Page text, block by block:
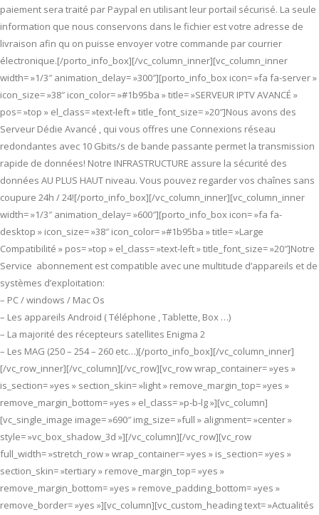
paiement sera traité par Paypal en utilisant leur portail sécurisé. La seule
information que nous conservons dans le fichier est votre adresse de
livraison afin qu on puisse envoyer votre commande par courrier
électronique.[/porto_info_box][/vc_column_inner][vc_column_inner
width= »1/3″ animation_delay= »300″][porto_info_box icon= »fa fa-server »
icon_size= »38″ icon_color= »#1b95ba » title= »SERVEUR IPTV AVANCÉ »
pos= »top » el_class= »text-left » title_font_size= »20″]Nous avons des
Serveur Dédie Avancé , qui vous offres une Connexions réseau
redondantes avec 10 Gbits/s de bande passante permet la transmission
rapide de données! Notre INFRASTRUCTURE assure la sécurité des
données AU PLUS HAUT niveau. Vous pouvez regarder vos chaînes sans
coupure 24h / 24![/porto_info_box][/vc_column_inner][vc_column_inner
width= »1/3″ animation_delay= »600″][porto_info_box icon= »fa fa-
desktop » icon_size= »38″ icon_color= »#1b95ba » title= »Large
Compatibilité » pos= »top » el_class= »text-left » title_font_size= »20″]Notre
Service abonnement est compatible avec une multitude d’appareils et de
systèmes d’exploitation:
– PC / windows / Mac Os
– Les appareils Android ( Téléphone , Tablette, Box …)
– La majorité des récepteurs satellites Enigma 2
– Les MAG (250 – 254 – 260 etc…)[/porto_info_box][/vc_column_inner]
[/vc_row_inner][/vc_column][/vc_row][vc_row wrap_container= »yes »
is_section= »yes » section_skin= »light » remove_margin_top= »yes »
remove_margin_bottom= »yes » el_class= »p-b-lg »][vc_column]
[vc_single_image image= »690″ img_size= »full » alignment= »center »
style= »vc_box_shadow_3d »][/vc_column][/vc_row][vc_row
full_width= »stretch_row » wrap_container= »yes » is_section= »yes »
section_skin= »tertiary » remove_margin_top= »yes »
remove_margin_bottom= »yes » remove_padding_bottom= »yes »
remove_border= »yes »][vc_column][vc_custom_heading text= »Actualités